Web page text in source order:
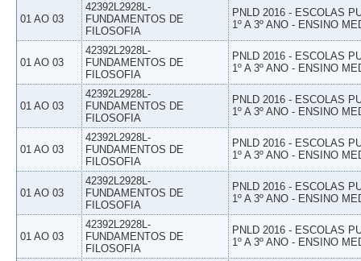
01 AO 03
42392L2928L-
FUNDAMENTOS DE
FILOSOFIA
PNLD 2016 - ESCOLAS
1º A 3º ANO - ENSINO
01 AO 03
42392L2928L-
FUNDAMENTOS DE
FILOSOFIA
PNLD 2016 - ESCOLAS
1º A 3º ANO - ENSINO
01 AO 03
42392L2928L-
FUNDAMENTOS DE
FILOSOFIA
PNLD 2016 - ESCOLAS
1º A 3º ANO - ENSINO
01 AO 03
42392L2928L-
FUNDAMENTOS DE
FILOSOFIA
PNLD 2016 - ESCOLAS
1º A 3º ANO - ENSINO
01 AO 03
42392L2928L-
FUNDAMENTOS DE
FILOSOFIA
PNLD 2016 - ESCOLAS
1º A 3º ANO - ENSINO
01 AO 03
42392L2928L-
FUNDAMENTOS DE
FILOSOFIA
PNLD 2016 - ESCOLAS
1º A 3º ANO - ENSINO